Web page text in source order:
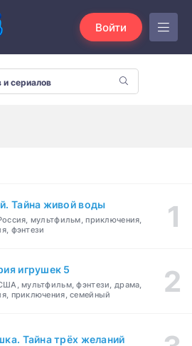
Войти
Тайна живой воды
мультфильм, приключения,
фэнтези
игрушек 5
мультфильм, фэнтези, драма,
приключения, семейный
Тайна трёх желаний